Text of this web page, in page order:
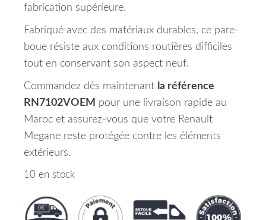
fabrication supérieure.
Fabriqué avec des matériaux durables, ce pare-
boue résiste aux conditions routières difficiles
tout en conservant son aspect neuf.
Commandez dès maintenant la référence
RN7102VOEM pour une livraison rapide au
Maroc et assurez-vous que votre Renault
Megane reste protégée contre les éléments
extérieurs.
10 en stock